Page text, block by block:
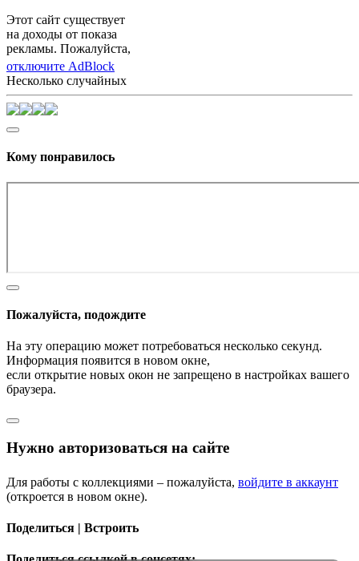
Этот сайт существует
на доходы от показа
рекламы. Пожалуйста,
отключите AdBlock
Несколько случайных
Кому понравилось
Пожалуйста, подождите
На эту операцию может потребоваться несколько секунд.
Информация появится в новом окне,
если открытие новых окон не запрещено в настройках вашего
браузера.
Нужно авторизоваться на сайте
Для работы с коллекциями – пожалуйста, войдите в аккаунт
(откроется в новом окне).
Поделиться | Встроить